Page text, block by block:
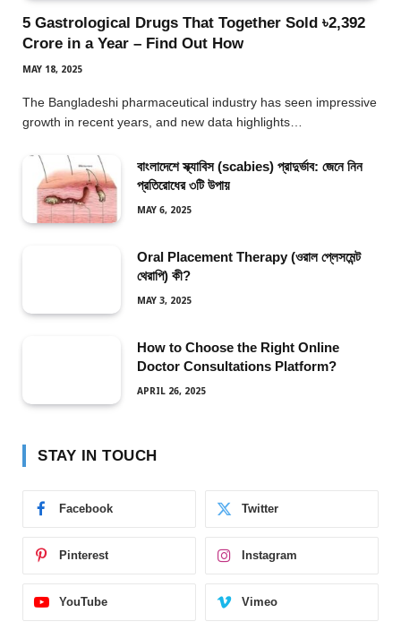
5 Gastrological Drugs That Together Sold ৳2,392
Crore in a Year – Find Out How
MAY 18, 2025
The Bangladeshi pharmaceutical industry has seen impressive
growth in recent years, and new data highlights…
বাংলাদেশে স্ক্যাবিস (scabies) প্রাদুর্ভাব: জেনে নিন
প্রতিরোধের ৩টি উপায়
MAY 6, 2025
Oral Placement Therapy (ওরাল প্লেসমেন্ট
থেরাপি) কী?
MAY 3, 2025
How to Choose the Right Online
Doctor Consultations Platform?
APRIL 26, 2025
STAY IN TOUCH
Facebook Twitter
Pinterest Instagram
YouTube Vimeo